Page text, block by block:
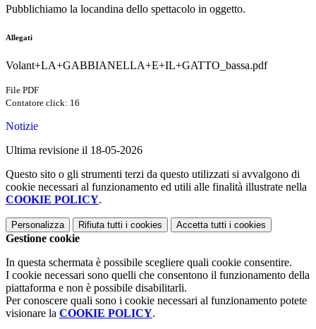
Pubblichiamo la locandina dello spettacolo in oggetto.
Allegati
Volant+LA+GABBIANELLA+E+IL+GATTO_bassa.pdf
File PDF
Contatore click: 16
Notizie
Ultima revisione il 18-05-2026
Questo sito o gli strumenti terzi da questo utilizzati si avvalgono di
cookie necessari al funzionamento ed utili alle finalità illustrate nella
COOKIE POLICY.
Personalizza Rifiuta tutti i cookies Accetta tutti i cookies
Gestione cookie
In questa schermata è possibile scegliere quali cookie consentire.
I cookie necessari sono quelli che consentono il funzionamento della
piattaforma e non è possibile disabilitarli.
Per conoscere quali sono i cookie necessari al funzionamento potete
visionare la COOKIE POLICY.